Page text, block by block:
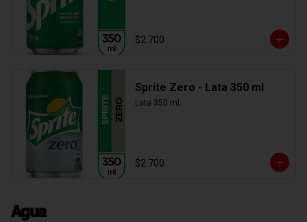
$2.700
Sprite Zero - Lata 350 ml
Lata 350 ml.
$2.700
Agua